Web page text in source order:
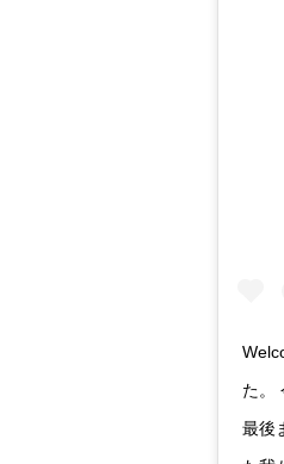
た。
最後